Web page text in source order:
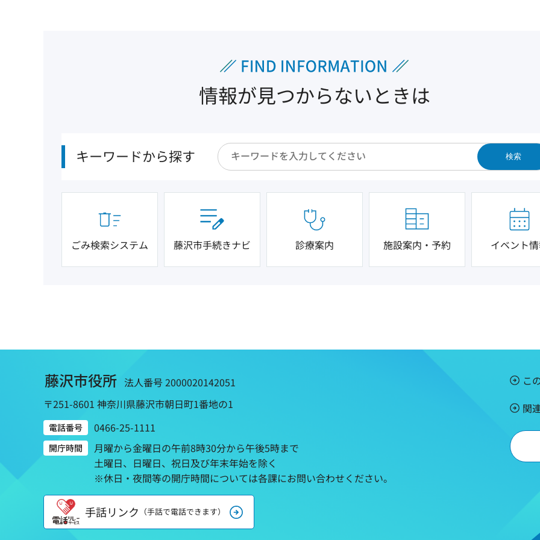
情報が見つからないときは
キーワードから探す 検索
ごみ検索システム 藤沢市手続きナビ 診療案内 施設案内・予約 イベント
藤沢市役所 法人番号 2000020142051
〒251-8601 神奈川県藤沢市朝日町1番地の1
電話番号 0466-25-1111
開庁時間
月曜から金曜日の午前8時30分から午後5時まで
土曜日、日曜日、祝日及び年末年始を除く
※休日・夜間等の開庁時間については各課にお問い合わせください。
手話リンク （手話で電話できます）
こ
関